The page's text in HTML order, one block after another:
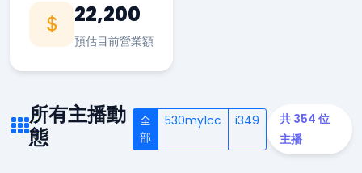
22,200
預估目前營業額
所有主播動
態
全
部
530my1cc i349
共 354 位
主播